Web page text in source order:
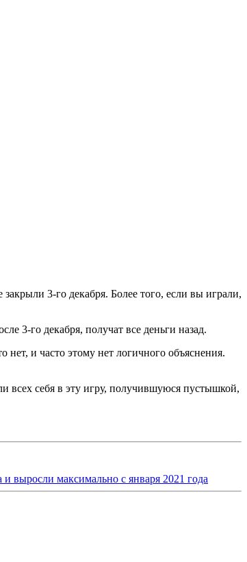
3-го декабря. Более того, если вы играли,
3-го декабря, получат все деньги назад.
и часто этому нет логичного объяснения.
всех себя в эту игру, получившуюся пустышкой,
выросли максимально с января 2021 года